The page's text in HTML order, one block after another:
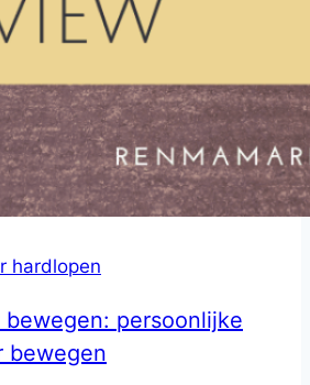
hardlopen
persoonlijke
bewegen